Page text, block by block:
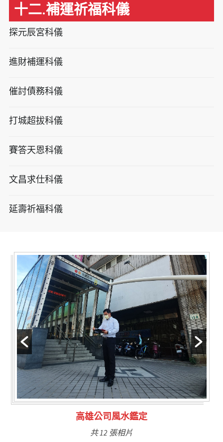
十二.補運祈福科儀
探元辰宮科儀
進財補運科儀
催討債務科儀
打城超拔科儀
賽答天恩科儀
文昌求仕科儀
延壽祈福科儀
林氏福主量子生基造命
共 6 張相片